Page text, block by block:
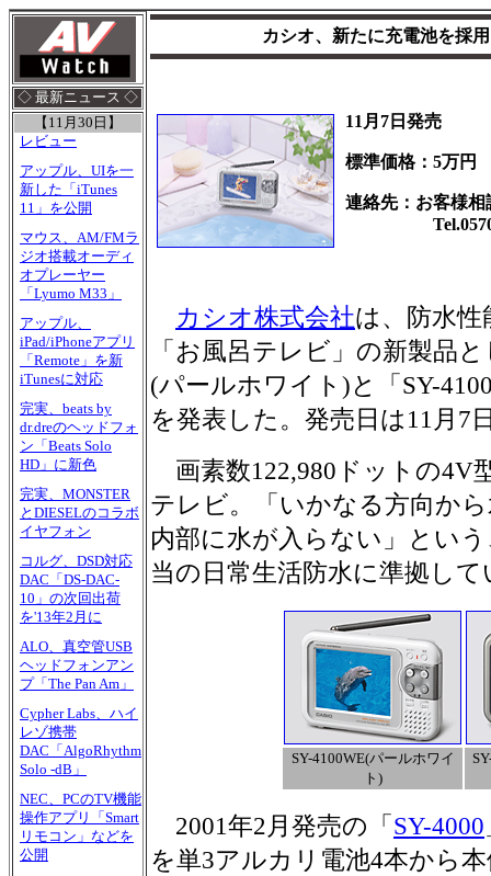
◇ 最新ニュース ◇
【11月30日】
レビュー
アップル、UIを一
新した「iTunes
11」を公開
マウス、AM/FMラ
ジオ搭載オーディ
オプレーヤー
「Lyumo M33」
アップル、
iPad/iPhoneアプリ
「Remote」を新
iTunesに対応
完実、beats by
dr.dreのヘッドフォ
ン「Beats Solo
HD」に新色
完実、MONSTER
とDIESELのコラボ
イヤフォン
コルグ、DSD対応
DAC「DS-DAC-
10」の次回出荷
を'13年2月に
ALO、真空管USB
ヘッドフォンアン
プ「The Pan Am」
Cypher Labs、ハイ
レゾ携帯
DAC「AlgoRhythm
Solo -dB」
NEC、PCのTV機能
操作アプリ「Smart
リモコン」などを
公開
カシオ、新たに充電池を採
11月7日発売
標準価格：5万円
連絡先：お客様相
Tel.0570-
カシオ株式会社は、防水
「お風呂テレビ」の新製品
(パールホワイト)と「SY-
を発表した。発売日は11月7
画素数122,980ドットの4V
テレビ。「いかなる方向か
内部に水が入らない」とい
当の日常生活防水に準拠して
SY-4100WE(パールホワイ
ト)
2001年2月発売の「 SY-4000
を単3アルカリ電池4本から